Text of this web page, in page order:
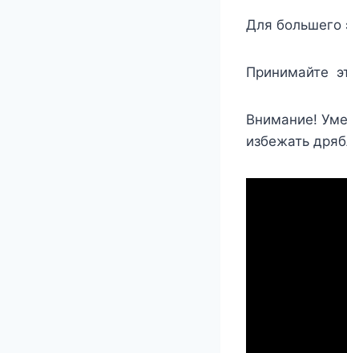
Для большего
Принимайте
Внимание!
избежать